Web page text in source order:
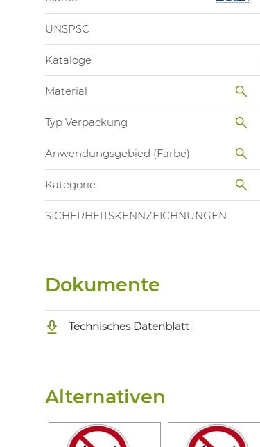
UNSPSC
Kataloge
Material
Typ Verpackung
Anwendungsgebied (Farbe)
Kategorie
SICHERHEITSKENNZEICHNUNGEN
Dokumente
Technisches Datenblatt
Alternativen